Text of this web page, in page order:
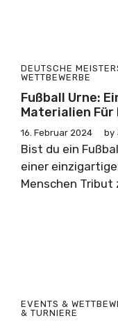
DEUTSCHE
WETTBEWERBE
Fußball Urne:
Materialien Für
16. Februar 2024 by
Bist du ein
einer
Menschen Tribut
EVENTS &
& TURNIERE